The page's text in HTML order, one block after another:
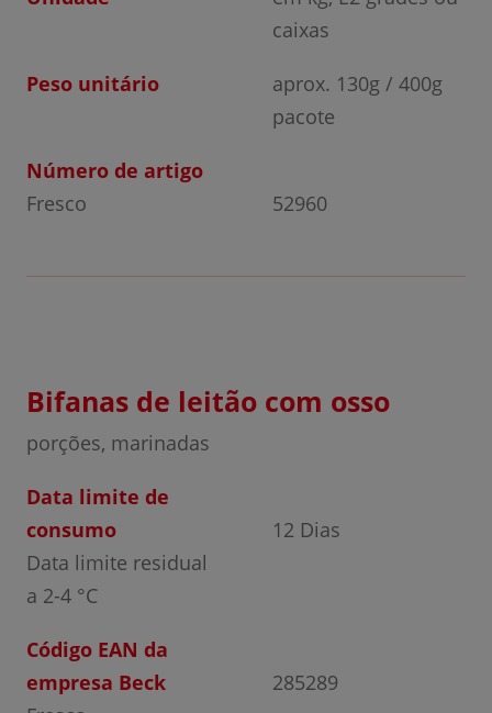
caixas
Peso unitário
aprox. 130g / 400g
pacote
Número de artigo
Fresco
52960
Bifanas de leitão com osso
porções, marinadas
Data limite de
consumo
Data limite residual
a 2-4 °C
12 Dias
Código EAN da
empresa Beck
285289